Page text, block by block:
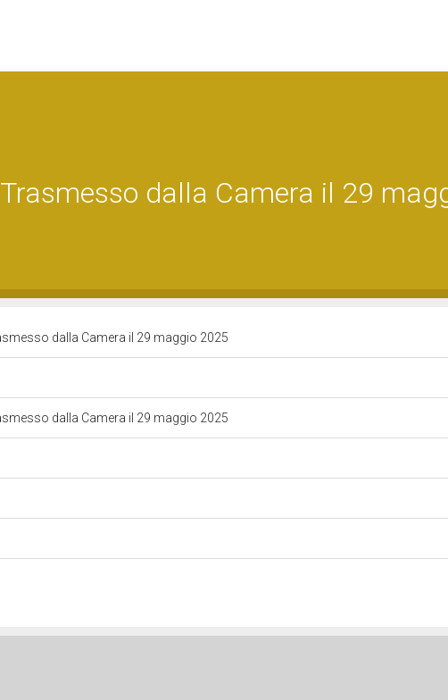
dalla Camera il 29
dalla Camera il 29 maggio 2025
dalla Camera il 29 maggio 2025